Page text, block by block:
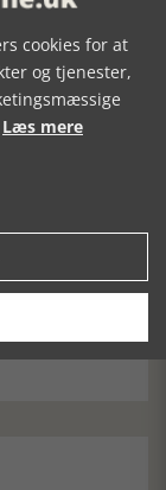
cookies for at
og tjenester,
Læs mere